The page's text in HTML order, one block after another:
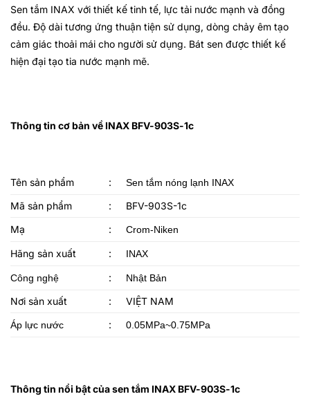
Sen tắm INAX với thiết kế tinh tế, lực tải nước mạnh và đồng
đều. Độ dài tương ứng thuận tiện sử dụng, dòng chảy êm tạo
cảm giác thoải mái cho người sử dụng. Bát sen được thiết kế
hiện đại tạo tia nước mạnh mẽ.
Thông tin cơ bản về INAX BFV-903S-1c
Tên sản phẩm : Sen tắm nóng lạnh INAX
Mã sản phẩm :
BFV-903S-1c
Mạ
: Crom-Niken
Hãng sản xuất : INAX
Công nghệ : Nhật Bản
Nơi sản xuất : VIỆT NAM
Áp lực nước : 0.05MPa~0.75MPa
Thông tin nổi bật của sen tắm INAX BFV-903S-1c